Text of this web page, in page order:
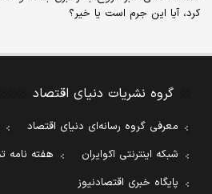
کرد، آیا این جرم است یا خیر؟
گروه نشریات دنیای اقتصاد
معرفی گروه رسانه‌ای دنیای اقتصاد
شبکه اینترنتی اکوایران
هفته نامه
پایگاه خبری اقتصادنیوز